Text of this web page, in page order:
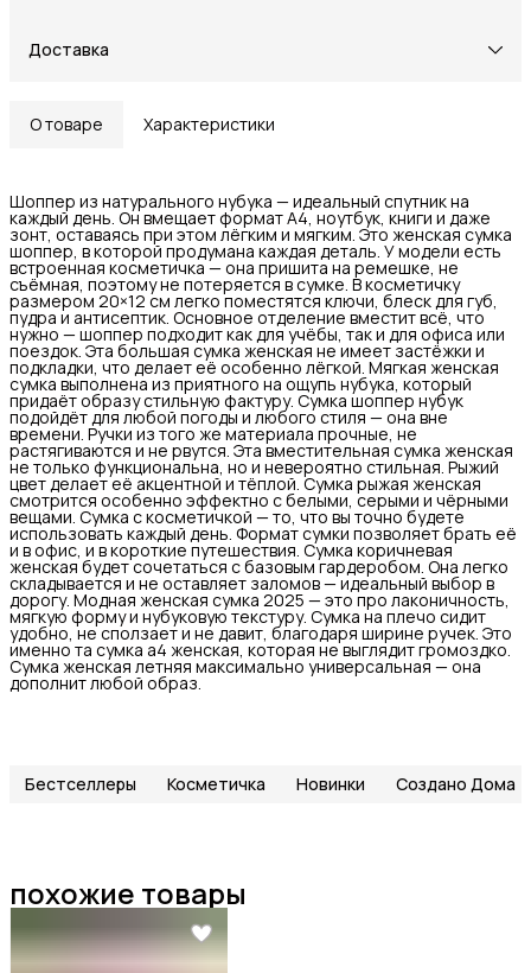
Доставка
О товаре Характеристики
Шоппер из натурального нубука — идеальный спутник на
каждый день. Он вмещает формат А4, ноутбук, книги и даже
зонт, оставаясь при этом лёгким и мягким. Это женская сумка
шоппер, в которой продумана каждая деталь. У модели есть
встроенная косметичка — она пришита на ремешке, не
съёмная, поэтому не потеряется в сумке. В косметичку
размером 20×12 см легко поместятся ключи, блеск для губ,
пудра и антисептик. Основное отделение вместит всё, что
нужно — шоппер подходит как для учёбы, так и для офиса или
поездок. Эта большая сумка женская не имеет застёжки и
подкладки, что делает её особенно лёгкой. Мягкая женская
сумка выполнена из приятного на ощупь нубука, который
придаёт образу стильную фактуру. Сумка шоппер нубук
подойдёт для любой погоды и любого стиля — она вне
времени. Ручки из того же материала прочные, не
растягиваются и не рвутся. Эта вместительная сумка женская
не только функциональна, но и невероятно стильная. Рыжий
цвет делает её акцентной и тёплой. Сумка рыжая женская
смотрится особенно эффектно с белыми, серыми и чёрными
вещами. Сумка с косметичкой — то, что вы точно будете
использовать каждый день. Формат сумки позволяет брать её
и в офис, и в короткие путешествия. Сумка коричневая
женская будет сочетаться с базовым гардеробом. Она легко
складывается и не оставляет заломов — идеальный выбор в
дорогу. Модная женская сумка 2025 — это про лаконичность,
мягкую форму и нубуковую текстуру. Сумка на плечо сидит
удобно, не сползает и не давит, благодаря ширине ручек. Это
именно та сумка а4 женская, которая не выглядит громоздко.
Сумка женская летняя максимально универсальная — она
дополнит любой образ.
Бестселлеры Косметичка Новинки Создано Дома
похожие товары